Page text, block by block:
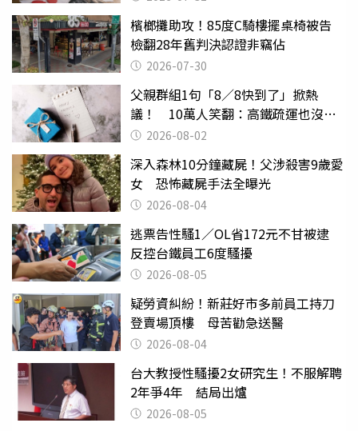
檳榔攤助攻！85度C騎樓擺桌椅被告
檢翻28年舊判決認證非竊佔
2026-07-30
父親群組1句「8／8快到了」掀熱
議！ 10萬人笑翻：高鐵疏運也沒列
父親節
2026-08-02
深入森林10分鐘藏屍！父涉殺害9歲愛
女 恐怖藏屍手法全曝光
2026-08-04
逃票告性騷1／OL省172元不甘被逮
反控台鐵員工6度騷擾
2026-08-05
疑勞資糾紛！新莊好市多前員工持刀
登賣場頂樓 母苦勸急送醫
2026-08-04
台大教授性騷擾2女研究生！不服解聘
2年爭4年 結局出爐
2026-08-05